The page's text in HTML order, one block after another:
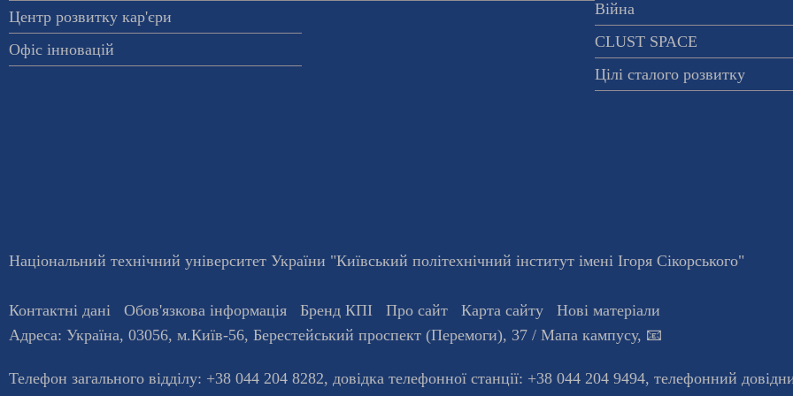
Центр розвитку кар'єри
Офіс інновацій
Війна
CLUST SPACE
Цілі сталого розвитку
Національний технічний університет України "Київський політехнічний інститут імені Ігоря Сікорського"
Контактні дані Обов'язкова інформація Бренд КПІ Про сайт Карта сайту
Нові матеріали
Адреса: Україна, 03056, м.Київ-56, Берестейський проспект (Перемоги), 37 / Мапа кампусу, 📧
Телефон загального відділу: +38 044 204 8282, довiдка телефонної станцiї: +38 044 204 9494, телефонний